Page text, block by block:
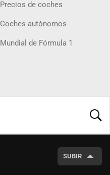
Precios de coches
Coches autónomos
Mundial de Fórmula 1
SUBIR